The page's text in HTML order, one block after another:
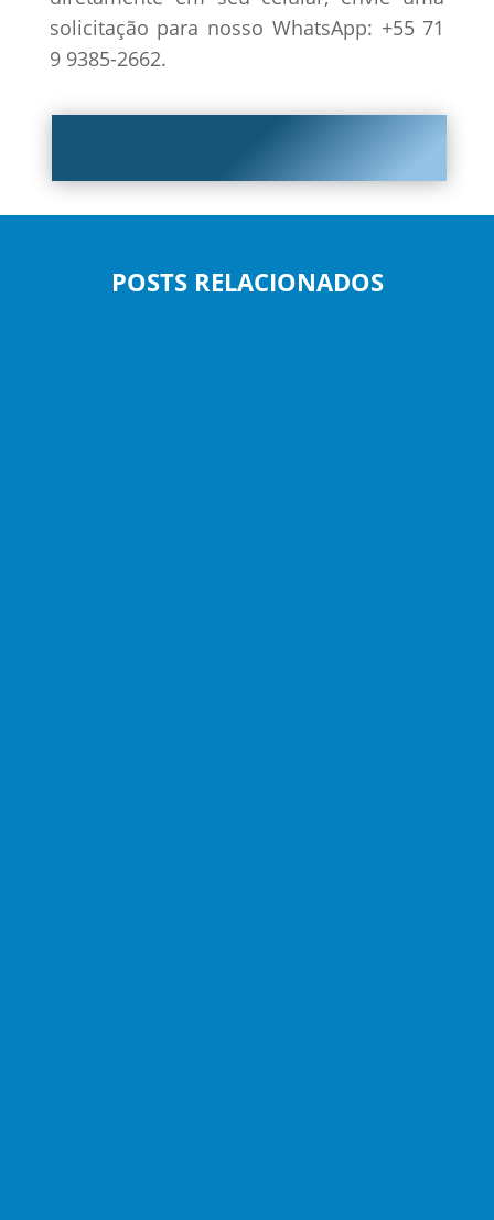
solicitação para nosso WhatsApp: +55 71
9 9385-2662.
POSTS RELACIONADOS